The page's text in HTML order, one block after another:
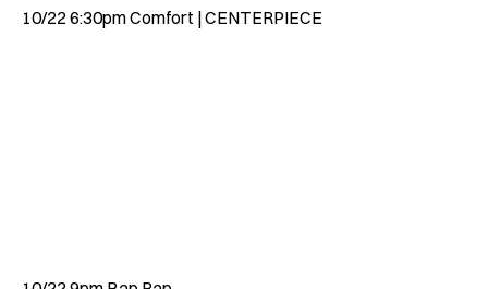
10/22 6:30pm Comfort | CENTERPIECE